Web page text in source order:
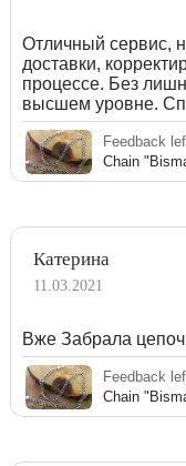
Отличный сервис,
доставки,
процессе. Без
высшем уровне.
Feedback
Chain
Катерина
11.03.2021
Вже Забрала
Feedback
Chain